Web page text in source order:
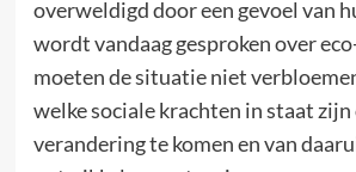
overweldigd door een gevoel van
wordt vandaag gesproken over
moeten de situatie niet
welke sociale krachten in staat
verandering te komen en van